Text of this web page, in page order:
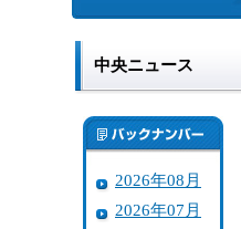
中央ニュース
2026年08月
2026年07月